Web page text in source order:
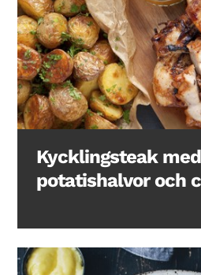
Kycklingsteak
potatishalvor och